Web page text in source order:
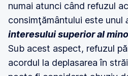
numai atunci când refuzul
consimţământului este unul
interesului superior al
Sub acest aspect, refuzul
acordul la deplasarea în